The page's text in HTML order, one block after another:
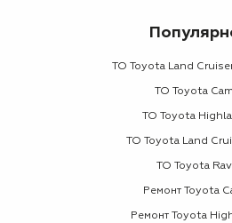
ТО Toyota Land
ТО Toyota
ТО Toyota
ТО Toyota Land
ТО Toyota
Ремонт Toyota
Ремонт Toyota